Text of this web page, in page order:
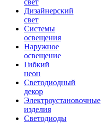
свет
Дизайнерский
свет
Системы
освещения
Наружное
освещение
Гибкий
неон
Светодиодный
декор
Электроустановочные
изделия
Светодиоды